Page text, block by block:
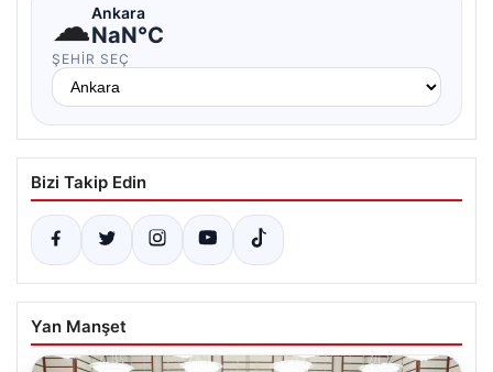
☁Ankara
NaN°C
ŞEHIR SEÇ
Bizi Takip Edin
Yan Manşet